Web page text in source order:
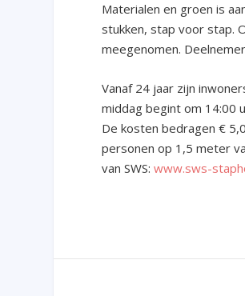
Materialen en groen is
stukken, stap voor stap.
meegenomen.
Vanaf 24 jaar zijn
middag begint om 14:00
De kosten bedragen €
personen op 1,5 meter
van SWS: www.sws-